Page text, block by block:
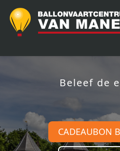
Beleef de
CADEAUBON